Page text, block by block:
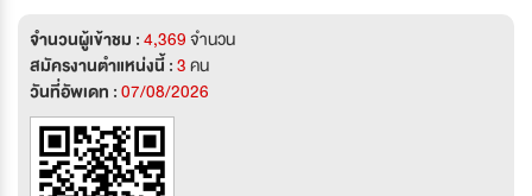
จำนวนผู้เข้าชม :4,369จำนวน
สมัครงานตำแหน่งนี้ :3คน
วันที่อัพเดท :07/08/2026